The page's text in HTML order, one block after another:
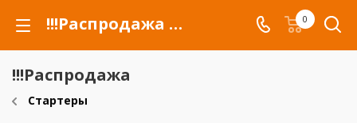
!!!Распродажа для автомобилей российских марок и сельхозтехники 0
!!!Распродажа
Стартеры